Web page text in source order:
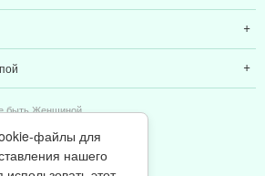
быть Женщиной
файлы для
нашего